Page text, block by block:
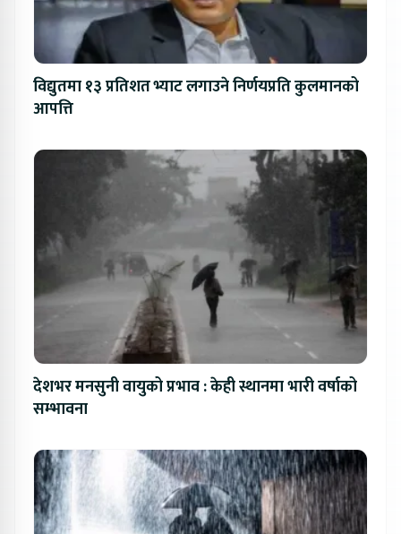
विद्युतमा १३ प्रतिशत भ्याट लगाउने निर्णयप्रति कुलमानको
आपत्ति
देशभर मनसुनी वायुको प्रभाव : केही स्थानमा भारी वर्षाको
सम्भावना